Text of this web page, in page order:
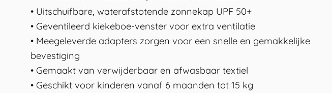
• Uitschuifbare, waterafstotende zonnekap UPF 50+
• Geventileerd kiekeboe-venster voor extra ventilatie
• Meegeleverde adapters zorgen voor een snelle en gemakkelijke
bevestiging
• Gemaakt van verwijderbaar en afwasbaar textiel
• Geschikt voor kinderen vanaf 6 maanden tot 15 kg